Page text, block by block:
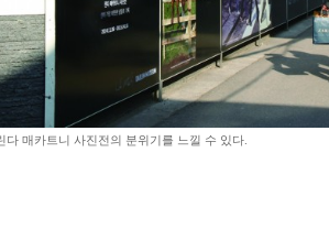
매카트니 사진전의 분위기를 느낄 수 있다.